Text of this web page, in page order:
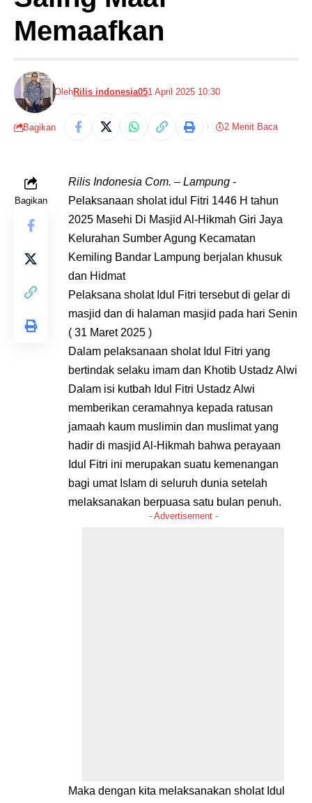
Memaafkan
OlehRilis indonesia051 April 2025 10:30
Bagikan 2 Menit Baca
Bagikan
Rilis Indonesia Com. – Lampung -
Pelaksanaan sholat idul Fitri 1446 H tahun
2025 Masehi Di Masjid Al-Hikmah Giri Jaya
Kelurahan Sumber Agung Kecamatan
Kemiling Bandar Lampung berjalan khusuk
dan Hidmat
Pelaksana sholat Idul Fitri tersebut di gelar di
masjid dan di halaman masjid pada hari Senin
( 31 Maret 2025 )
Dalam pelaksanaan sholat Idul Fitri yang
bertindak selaku imam dan Khotib Ustadz Alwi
Dalam isi kutbah Idul Fitri Ustadz Alwi
memberikan ceramahnya kepada ratusan
jamaah kaum muslimin dan muslimat yang
hadir di masjid Al-Hikmah bahwa perayaan
Idul Fitri ini merupakan suatu kemenangan
bagi umat Islam di seluruh dunia setelah
melaksanakan berpuasa satu bulan penuh.
- Advertisement -
Maka dengan kita melaksanakan sholat Idul